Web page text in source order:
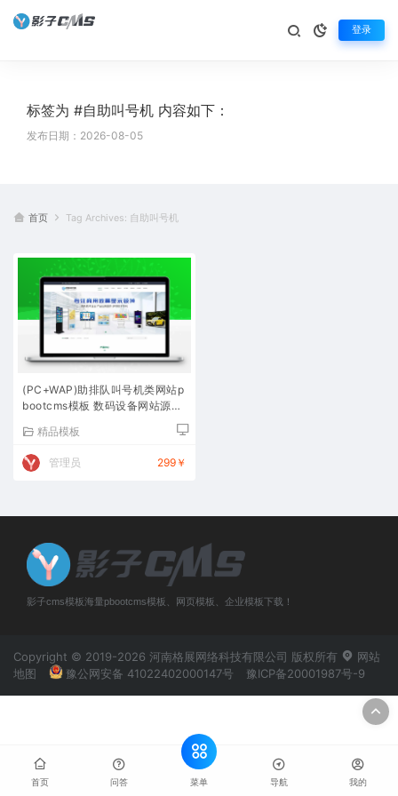
登录
标签为 #自助叫号机 内容如下：
发布日期：2026-08-05
首页 Tag Archives: 自助叫号机
(PC+WAP)助排队叫号机类网站p
bootcms模板 数码设备网站源码
精品模板
管理员 299￥
影子cms模板海量pbootcms模板、网页模板、企业模板下载！
Copyright © 2019-2026 河南格展网络科技有限公司 版权所有
网站
地图
豫公网安备 41022402000147号 豫ICP备20001987号-9
首页 问答 菜单 导航 我的